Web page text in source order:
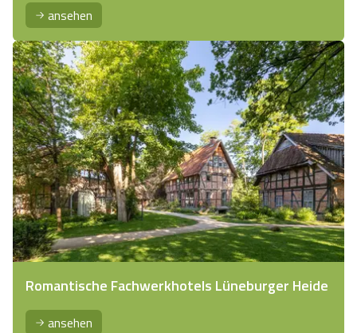
ansehen
Romantische Fachwerkhotels Lüneburger Heide
ansehen